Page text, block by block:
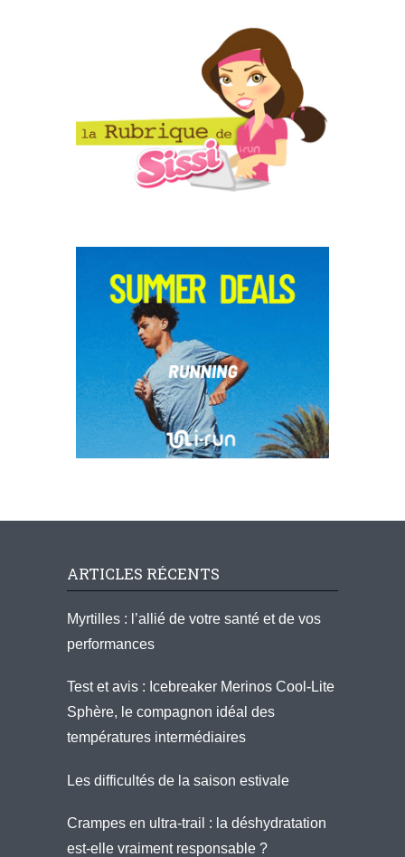
ARTICLES RÉCENTS
Myrtilles : l’allié de votre santé et de vos
performances
Test et avis : Icebreaker Merinos Cool-Lite
Sphère, le compagnon idéal des
températures intermédiaires
Les difficultés de la saison estivale
Crampes en ultra-trail : la déshydratation
est-elle vraiment responsable ?